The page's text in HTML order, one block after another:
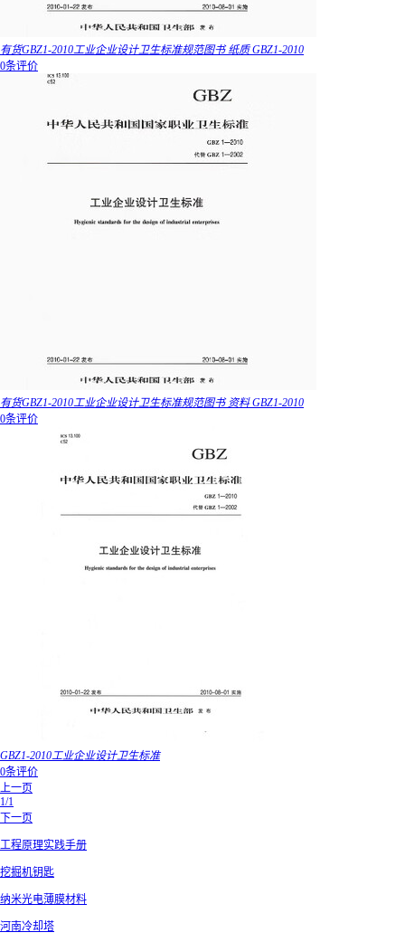
有货GBZ1-2010工业企业设计卫生标准规范图书 纸质 GBZ1-2010
0条评价
有货GBZ1-2010工业企业设计卫生标准规范图书 资料 GBZ1-2010
0条评价
GBZ1-2010工业企业设计卫生标准
0条评价
上一页
1/1
下一页
工程原理实践手册
挖掘机钥匙
纳米光电薄膜材料
河南冷却塔